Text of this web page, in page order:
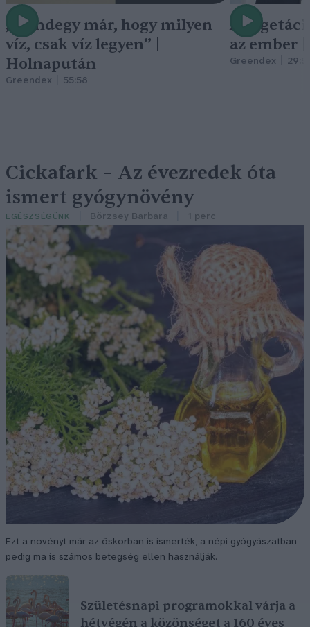
„Mindegy már, hogy milyen
víz, csak víz legyen” |
Holnapután
Greendex 55:58
A
az ember
Greendex
Cickafark – Az évezredek óta
ismert gyógynövény
EGÉSZSÉGÜNK Börzsey Barbara 1 perc
Ezt a növényt már az őskorban is ismerték, a népi gyógyászatban
pedig ma is számos betegség ellen használják.
Születésnapi programokkal várja a
hétvégén a közönséget a 160 éves